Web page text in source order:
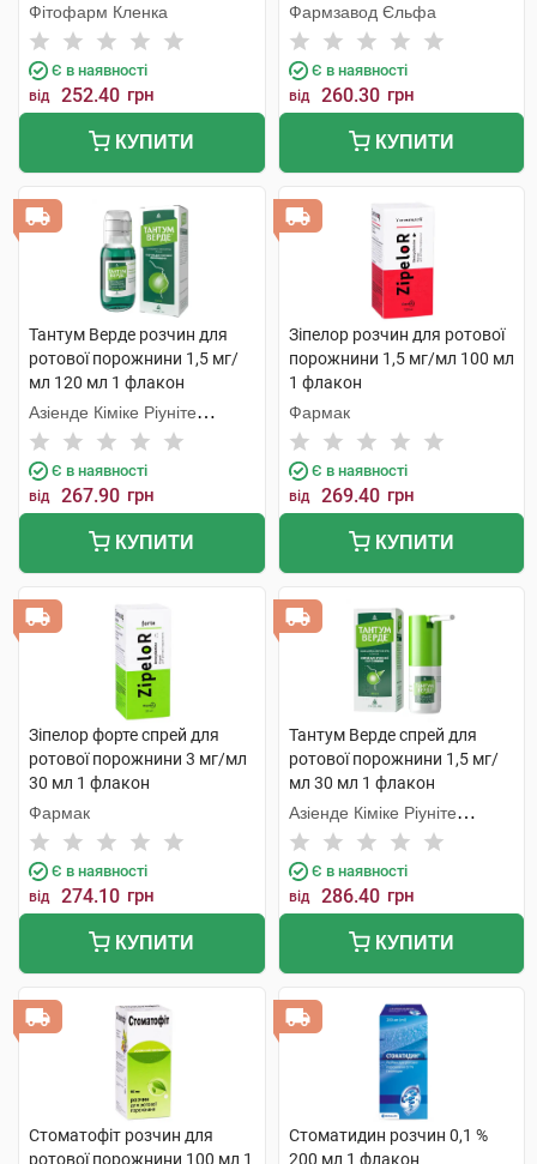
Фітофарм Кленка
Є в наявності
від 252.40 грн
КУПИТИ
Фармзавод Єльфа
Є в наявності
від 260.30 грн
КУПИТИ
Тантум Верде розчин для
ротової порожнини 1,5 мг/
мл 120 мл 1 флакон
Азіенде Кіміке Ріуніте
Анжеліні Франческо
Є в наявності
від 267.90 грн
КУПИТИ
Зіпелор розчин для ротової
порожнини 1,5 мг/мл 100 мл
1 флакон
Фармак
Є в наявності
від 269.40 грн
КУПИТИ
Зіпелор форте спрей для
ротової порожнини 3 мг/мл
30 мл 1 флакон
Фармак
Є в наявності
від 274.10 грн
КУПИТИ
Тантум Верде спрей для
ротової порожнини 1,5 мг/
мл 30 мл 1 флакон
Азіенде Кіміке Ріуніте
Анжеліні Франческо
Є в наявності
від 286.40 грн
КУПИТИ
Стоматофіт розчин для
ротової порожнини 100 мл 1
Стоматидин розчин 0,1 %
200 мл 1 флакон